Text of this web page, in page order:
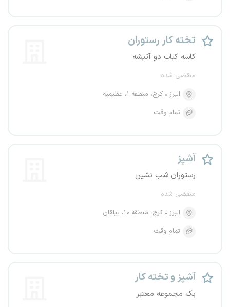
تخته کار رستوران
کاسه کباب دو آتیشه
منقضی شده
البرز
کرج، منطقه ۱، عظیمیه
تمام وقت
آشپز
رستوران شب نشین
منقضی شده
البرز
کرج، منطقه ۱۰، بیلقان
تمام وقت
آشپز و تخته کار
یک مجموعه معتبر